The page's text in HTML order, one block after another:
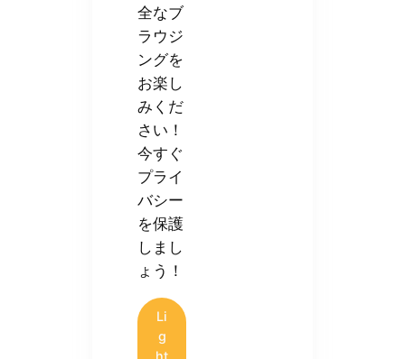
全なブ
ラウジ
ングを
お楽し
みくだ
さい！
今すぐ
プライ
バシー
を保護
しまし
ょう！
Li
g
ht